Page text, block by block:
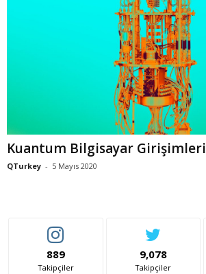
Kuantum Bilgisayar Girişimleri
QTurkey - 5 Mayıs 2020
889
Takipçiler
9,078
Takipçiler